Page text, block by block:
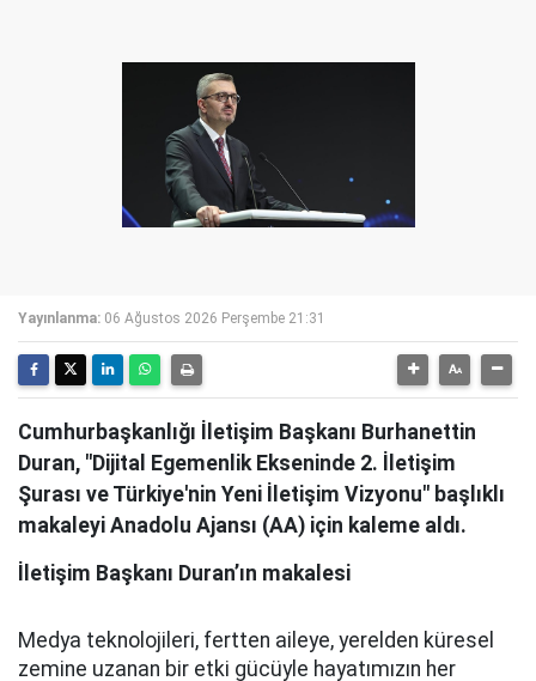
Yayınlanma: 06 Ağustos 2026 Perşembe 21:31
Cumhurbaşkanlığı İletişim Başkanı Burhanettin
Duran, "Dijital Egemenlik Ekseninde 2. İletişim
Şurası ve Türkiye'nin Yeni İletişim Vizyonu" başlıklı
makaleyi Anadolu Ajansı (AA) için kaleme aldı.
İletişim Başkanı Duran’ın makalesi
Medya teknolojileri, fertten aileye, yerelden küresel
zemine uzanan bir etki gücüyle hayatımızın her